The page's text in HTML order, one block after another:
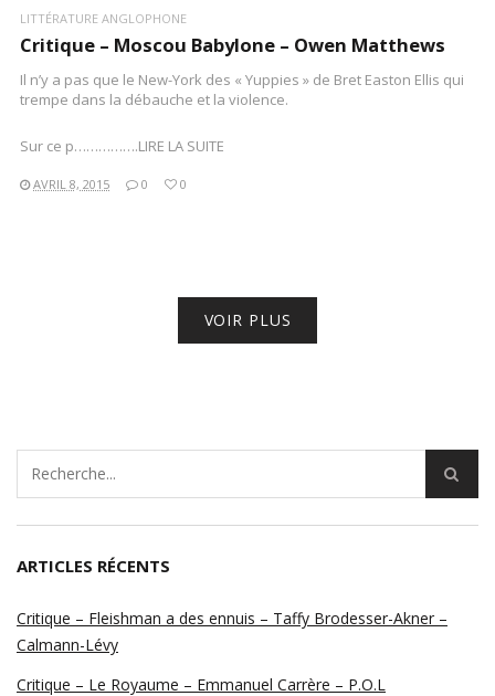
LITTÉRATURE ANGLOPHONE
Critique – Moscou Babylone – Owen Matthews
Il n’y a pas que le New-York des « Yuppies » de Bret Easton Ellis qui
trempe dans la débauche et la violence.
Sur ce p…………….LIRE LA SUITE
AVRIL 8, 2015 0 0
VOIR PLUS
ARTICLES RÉCENTS
Critique – Fleishman a des ennuis – Taffy Brodesser-Akner –
Calmann-Lévy
Critique – Le Royaume – Emmanuel Carrère – P.O.L